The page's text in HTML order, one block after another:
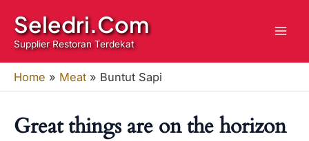
content
Seledri.Com
Supplier Restoran Terdekat
Home » Meat » Buntut Sapi
Great things are on the horizon